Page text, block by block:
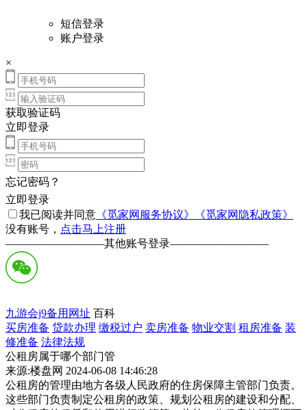
短信登录
账户登录
×
获取验证码
立即登录
忘记密码？
立即登录
我已阅读并同意 《觅家网服务协议》
《觅家网隐私政策》
没有账号， 点击马上注册
—————————其他账号登录—————————
九游会j9备用网址 百科
买房准备 贷款办理 缴税过户 卖房准备 物业交割 租房准备 装
修准备 法律法规
公租房属于哪个部门管
来源:楼盘网 2024-06-08 14:46:28
公租房的管理由地方各级人民政府的住房保障主管部门负责。
这些部门负责制定公租房的政策、规划公租房的建设和分配、